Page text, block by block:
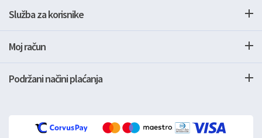
Služba za korisnike
Moj račun
Podržani načini plaćanja